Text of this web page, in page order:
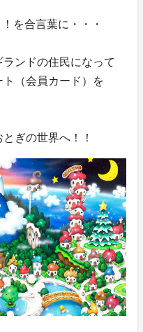
を合言葉に・・・
ンドの住民になって
（会員カード）を
ぎの世界へ！！